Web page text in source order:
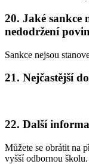
20. Jaké
nedodržení
Sankce nejsou
21. Nejčastější
22. Další
Můžete se obrátit na
vyšší odbornou školu.